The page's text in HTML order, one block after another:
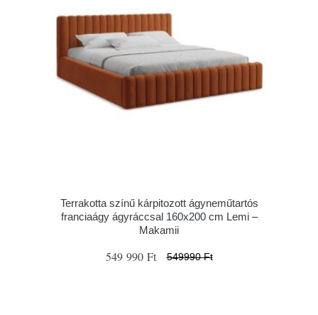
Terrakotta színű kárpitozott ágyneműtartós
franciaágy ágyráccsal 160x200 cm Lemi –
Makamii
549 990 Ft 549990 Ft